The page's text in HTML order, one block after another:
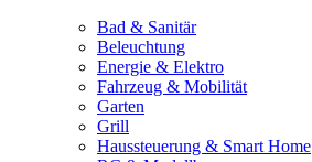
Bad & Sanitär
Beleuchtung
Energie & Elektro
Fahrzeug & Mobilität
Garten
Grill
Haussteuerung & Smart Home